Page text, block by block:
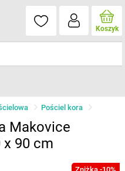
Koszyk
Pościel kora
Makovice
x 90 cm